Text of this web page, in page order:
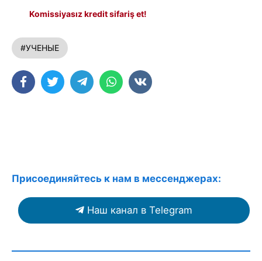
Komissiyasız kredit sifariş et!
#УЧЕНЫЕ
Присоединяйтесь к нам в мессенджерах:
Наш канал в Telegram